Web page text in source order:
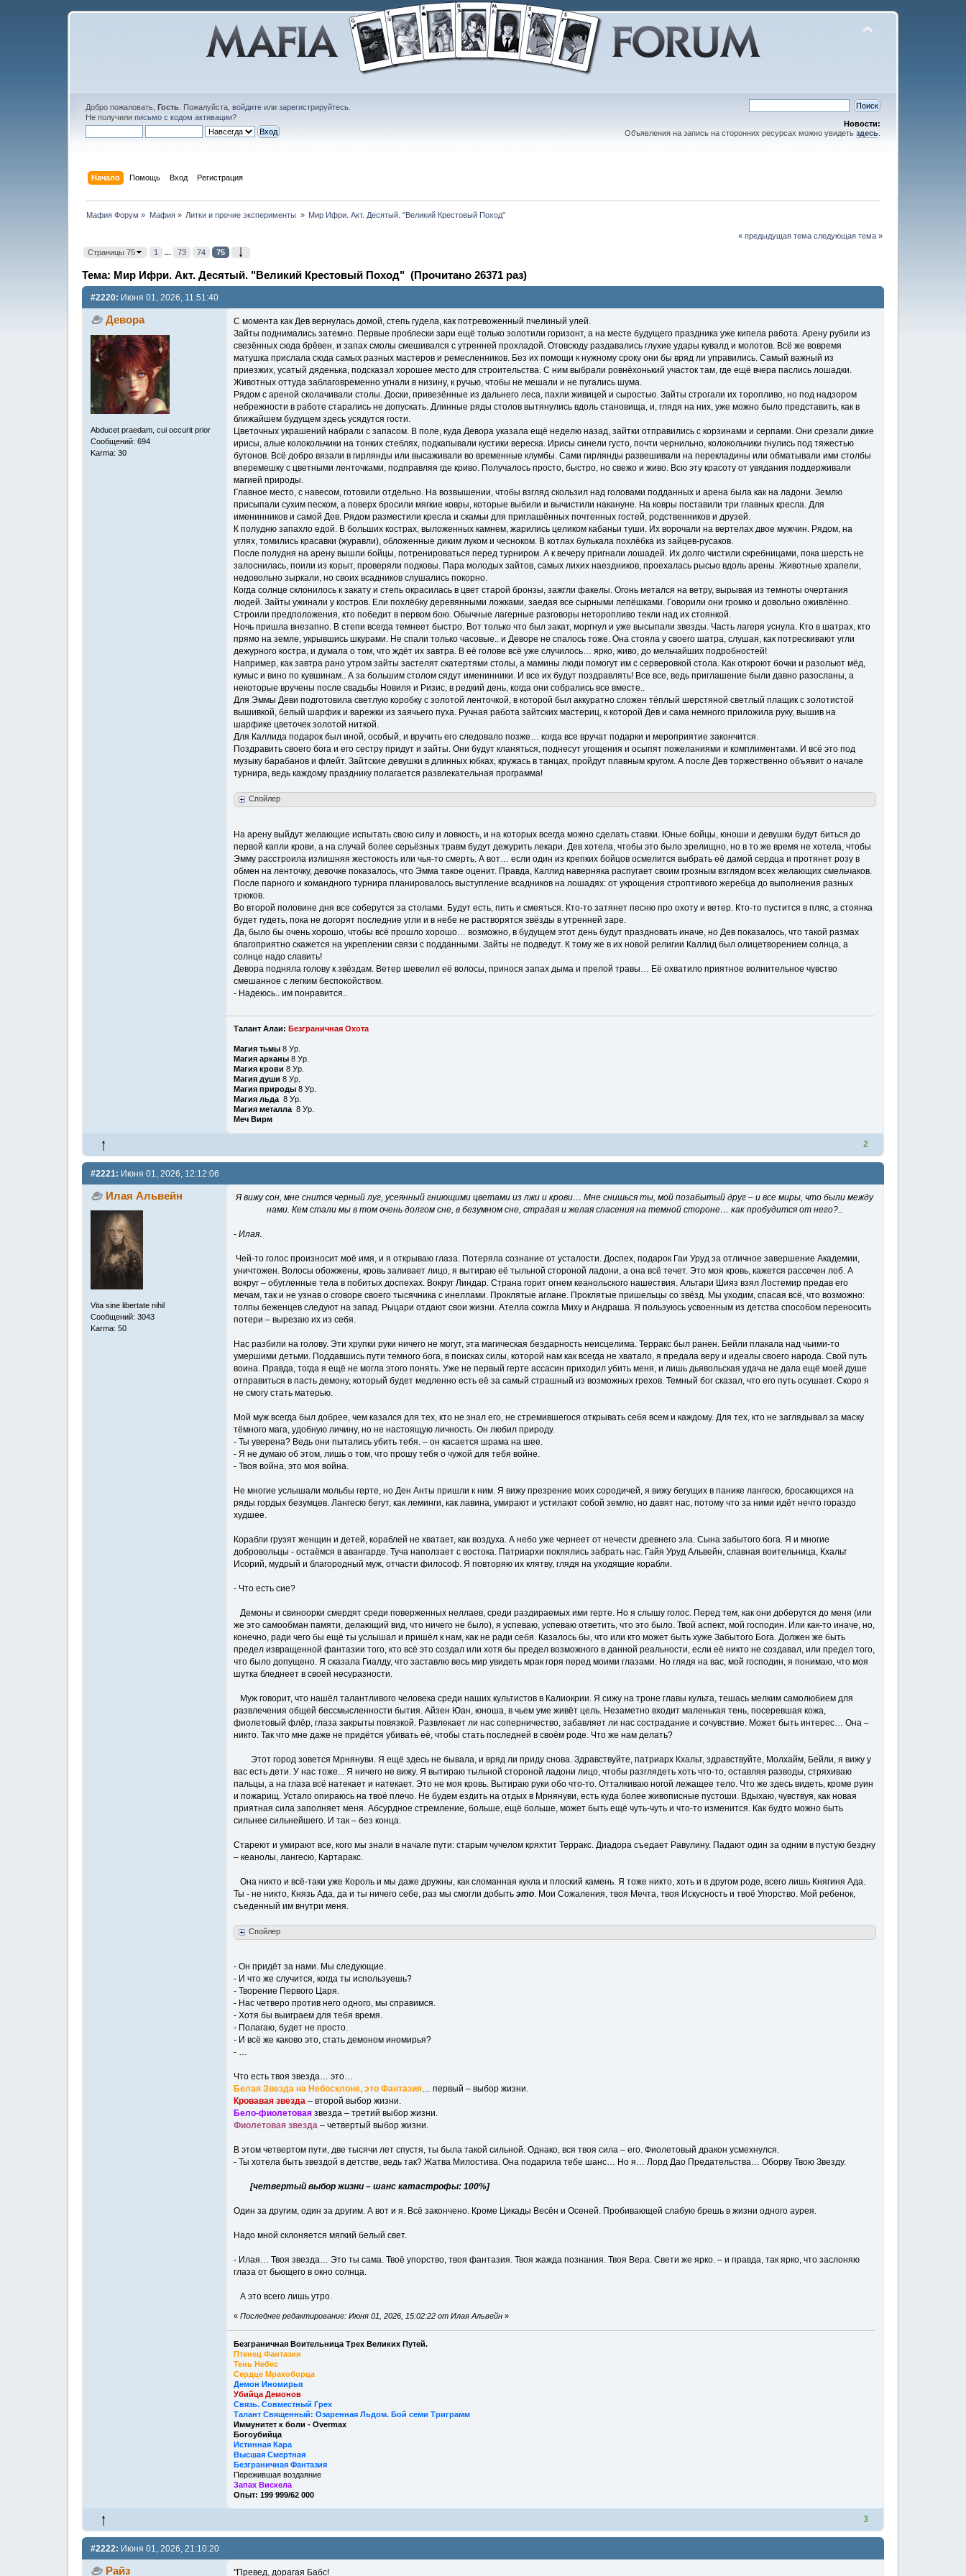
Добро пожаловать,Гость . Пожалуйста,войдите илизарегистрируйтесь
Не получилиписьмо с кодом активации?
Новости:
Объявления на запись на сторонних ресурсах можно увидеть здесь.
Начало Помощь Вход Регистрация
Мафия Форум » Мафия» Литки и прочие эксперименты » Мир Ифри. Акт. Десятый. "Великий Крестовый Поход"
« предыдущая тема следующая тема »
Страницы 75
1 ... 73 74 75
Тема: Мир Ифри. Акт. Десятый. "Великий Крестовый Поход" (Прочитано 26371 раз)
#2220: Июня 01, 2026, 11:51:40
Девора
Abducet praedam, cui occurit prior
Сообщений: 694
Karma: 30
С момента как Дев вернулась домой, степь гудела, как потревоженный пчелиный улей.
Зайты поднимались затемно. Первые проблески зари ещё только золотили горизонт, а на месте будущего праздника уже кипела работа. Арену рубили из
свезённых сюда брёвен, и запах смолы смешивался с утренней прохладой. Отовсюду раздавались глухие удары кувалд и молотов. Всё же вовремя
матушка прислала сюда самых разных мастеров и ремесленников. Без их помощи к нужному сроку они бы вряд ли управились. Самый важный из
приезжих, усатый дяденька, подсказал хорошее место для строительства. С ним выбрали ровнёхонький участок там, где ещё вчера паслись лошадки.
Животных оттуда заблаговременно угнали в низину, к ручью, чтобы не мешали и не пугались шума.
Рядом с ареной сколачивали столы. Доски, привезённые из дальнего леса, пахли живицей и сыростью. Зайты строгали их торопливо, но под надзором
небрежности в работе старались не допускать. Длинные ряды столов вытянулись вдоль становища, и, глядя на них, уже можно было представить, как в
ближайшем будущем здесь усядутся гости.
Цветочных украшений набрали с запасом. В поле, куда Девора указала ещё неделю назад, зайтки отправились с корзинами и серпами. Они срезали дикие
ирисы, алые колокольчики на тонких стеблях, подкапывали кустики вереска. Ирисы синели густо, почти чернильно, колокольчики гнулись под тяжестью
бутонов. Всё добро вязали в гирлянды или высаживали во временные клумбы. Сами гирлянды развешивали на перекладины или обматывали ими столбы
вперемешку с цветными ленточками, подправляя где криво. Получалось просто, быстро, но свежо и живо. Всю эту красоту от увядания поддерживали
магией природы.
Главное место, с навесом, готовили отдельно. На возвышении, чтобы взгляд скользил над головами подданных и арена была как на ладони. Землю
присыпали сухим песком, а поверх бросили мягкие ковры, которые выбили и вычистили накануне. На ковры поставили три главных кресла. Для
именинников и самой Дев. Рядом разместили кресла и скамьи для приглашённых почтенных гостей, родственников и друзей.
К полудню запахло едой. В больших кострах, выложенных камнем, жарились целиком кабаньи туши. Их ворочали на вертелах двое мужчин. Рядом, на
углях, томились красавки (журавли), обложенные диким луком и чесноком. В котлах булькала похлёбка из зайцев-русаков.
После полудня на арену вышли бойцы, потренироваться перед турниром. А к вечеру пригнали лошадей. Их долго чистили скребницами, пока шерсть не
залоснилась, поили из корыт, проверяли подковы. Пара молодых зайтов, самых лихих наездников, проехалась рысью вдоль арены. Животные храпели,
недовольно зыркали, но своих всадников слушались покорно.
Когда солнце склонилось к закату и степь окрасилась в цвет старой бронзы, зажгли факелы. Огонь метался на ветру, вырывая из темноты очертания
людей. Зайты ужинали у костров. Ели похлёбку деревянными ложками, заедая все сырными лепёшками. Говорили они громко и довольно оживлённо.
Строили предположения, кто победит в первом бою. Обычные лагерные разговоры неторопливо текли над их стоянкой.
Ночь пришла внезапно. В степи всегда темнеет быстро. Вот только что был закат, моргнул и уже высыпали звезды. Часть лагеря уснула. Кто в шатрах, кто
прямо на земле, укрывшись шкурами. Не спали только часовые.. и Деворе не спалось тоже. Она стояла у своего шатра, слушая, как потрескивают угли
дежурного костра, и думала о том, что ждёт их завтра. В её голове всё уже случилось… ярко, живо, до мельчайших подробностей!
Например, как завтра рано утром зайты застелят скатертями столы, а мамины люди помогут им с серверовкой стола. Как откроют бочки и разольют мёд,
кумыс и вино по кувшинам.. А за большим столом сядут именинники. И все их будут поздравлять! Все все, ведь приглашение были давно разосланы, а
некоторые вручены после свадьбы Новиля и Ризис, в редкий день, когда они собрались все вместе..
Для Эммы Деви подготовила светлую коробку с золотой ленточкой, в которой был аккуратно сложен тёплый шерстяной светлый плащик с золотистой
вышивкой, белый шарфик и варежки из заячьего пуха. Ручная работа зайтских мастериц, к которой Дев и сама немного приложила руку, вышив на
шарфике цветочек золотой ниткой.
Для Каллида подарок был иной, особый, и вручить его следовало позже… когда все вручат подарки и мероприятие закончится.
Поздравить своего бога и его сестру придут и зайты. Они будут кланяться, поднесут угощения и осыпят пожеланиями и комплиментами. И всё это под
музыку барабанов и флейт. Зайтские девушки в длинных юбках, кружась в танцах, пройдут плавным кругом. А после Дев торжественно объявит о начале
турнира, ведь каждому празднику полагается развлекательная программа!
Спойлер
На арену выйдут желающие испытать свою силу и ловкость, и на которых всегда можно сделать ставки. Юные бойцы, юноши и девушки будут биться до
первой капли крови, а на случай более серьёзных травм будут дежурить лекари. Дев хотела, чтобы это было зрелищно, но в то же время не хотела, чтобы
Эмму расстроила излишняя жестокость или чья-то смерть. А вот… если один из крепких бойцов осмелится выбрать её дамой сердца и протянет розу в
обмен на ленточку, девочке показалось, что Эмма такое оценит. Правда, Каллид наверняка распугает своим грозным взглядом всех желающих смельчаков.
После парного и командного турнира планировалось выступление всадников на лошадях: от укрощения строптивого жеребца до выполнения разных
трюков.
Во второй половине дня все соберутся за столами. Будут есть, пить и смеяться. Кто-то затянет песню про охоту и ветер. Кто-то пустится в пляс, а стоянка
будет гудеть, пока не догорят последние угли и в небе не растворятся звёзды в утренней заре.
Да, было бы очень хорошо, чтобы всё прошло хорошо… возможно, в будущем этот день будут праздновать иначе, но Дев показалось, что такой размах
благоприятно скажется на укреплении связи с подданными. Зайты не подведут. К тому же в их новой религии Каллид был олицетворением солнца, а
солнце надо славить!
Девора подняла голову к звёздам. Ветер шевелил её волосы, принося запах дыма и прелой травы… Её охватило приятное волнительное чувство
смешанное с легким беспокойством.
- Надеюсь.. им понравится..
Талант Алаи: Безграничная Охота
Магия тьмы 8 Ур.
Магия арканы 8 Ур.
Магия крови 8 Ур.
Магия души 8 Ур.
Магия природы 8 Ур.
Магия льда 8 Ур.
Магия металла 8 Ур.
Меч Вирм
2
#2221: Июня 01, 2026, 12:12:06
Илая Альвейн
Vita sine libertate nihil
Сообщений: 3043
Karma: 50
Я вижу сон, мне снится черный луг, усеянный гниющими цветами из лжи и крови… Мне снишься ты, мой позабытый друг – и все миры, что были между
нами. Кем стали мы в том очень долгом сне, в безумном сне, страдая и желая спасения на темной стороне… как пробудится от него?..
-Илая.
Чей-то голос произносит моё имя, и я открываю глаза. Потеряла сознание от усталости. Доспех, подарок Гаи Уруд за отличное завершение Академии,
уничтожен. Волосы обожжены, кровь заливает лицо, я вытираю её тыльной стороной ладони, а она всё течет. Это моя кровь, кажется рассечен лоб. А
вокруг – обугленные тела в побитых доспехах. Вокруг Линдар. Страна горит огнем кеанольского нашествия. Альтари Шияз взял Лостемир предав его
мечам, так и не узнав о сговоре своего тысячника с инеллами. Проклятые аглане. Проклятые пришельцы со звёзд. Мы уходим, спасая всё, что возможно:
толпы беженцев следуют на запад. Рыцари отдают свои жизни. Ателла сожгла Миху и Андраша. Я пользуюсь усвоенным из детства способом переносить
потери – вырезаю их из себя.
Нас разбили на голову. Эти хрупки руки ничего не могут, эта магическая бездарность неисцелима. Терракс был ранен. Бейли плакала над чьими-то
умершими детьми. Поддавшись пути темного бога, в поисках силы, которой нам как всегда не хватало, я предала веру и идеалы своего народа. Свой путь
воина. Правда, тогда я ещё не могла этого понять. Уже не первый герте ассасин приходил убить меня, и лишь дьявольская удача не дала ещё моей душе
отправиться в пасть демону, который будет медленно есть её за самый страшный из возможных грехов. Темный бог сказал, что его путь осушает. Скоро я
не смогу стать матерью.
Мой муж всегда был добрее, чем казался для тех, кто не знал его, не стремившегося открывать себя всем и каждому. Для тех, кто не заглядывал за маску
тёмного мага, удобную личину, но не настоящую личность. Он любил природу.
- Ты уверена? Ведь они пытались убить тебя. – он касается шрама на шее.
- Я не думаю об этом, лишь о том, что прошу тебя о чужой для тебя войне.
- Твоя война, это моя война.
Не многие услышали мольбы герте, но Ден Анты пришли к ним. Я вижу презрение моих сородичей, я вижу бегущих в панике лангесю, бросающихся на
ряды гордых безумцев. Лангесю бегут, как леминги, как лавина, умирают и устилают собой землю, но давят нас, потому что за ними идёт нечто гораздо
худшее.
Корабли грузят женщин и детей, кораблей не хватает, как воздуха. А небо уже чернеет от нечести древнего зла. Сына забытого бога. Я и многие
добровольцы - остаёмся в авангарде. Туча наползает с востока. Патриархи поклялись забрать нас. Гайя Уруд Альвейн, славная воительница, Кхальт
Исорий, мудрый и благородный муж, отчасти философ. Я повторяю их клятву, глядя на уходящие корабли.
- Что есть сие?
Демоны и свиноорки смердят среди поверженных неллаев, среди раздираемых ими герте. Но я слышу голос. Перед тем, как они доберутся до меня (или
же это самообман памяти, делающий вид, что ничего не было), я успеваю, успеваю ответить, что это было. Твой аспект, мой господин. Или как-то иначе, но,
конечно, ради чего бы ещё ты услышал и пришёл к нам, как не ради себя. Казалось бы, что или кто может быть хуже Забытого Бога. Должен же быть
предел извращенной фантазии того, кто всё это создал или хотя бы предел возможного в данной реальности, если её никто не создавал, или предел того,
что было допущено. Я сказала Гиалду, что заставлю весь мир увидеть мрак горя перед моими глазами. Но глядя на вас, мой господин, я понимаю, что моя
шутка бледнеет в своей несуразности.
Муж говорит, что нашёл талантливого человека среди наших культистов в Калиокрии. Я сижу на троне главы культа, тешась мелким самолюбием для
развлечения общей бессмысленности бытия. Айзен Юан, юноша, в чьем уме живёт цель. Незаметно входит маленькая тень, посеревшая кожа,
фиолетовый флёр, глаза закрыты повязкой. Развлекает ли нас соперничество, забавляет ли нас сострадание и сочувствие. Может быть интерес… Она –
никто. Так что мне даже не придётся убивать её, чтобы стать последней в своём роде. Что же нам делать?
Этот город зовется Мрнянуви. Я ещё здесь не бывала, и вряд ли приду снова. Здравствуйте, патриарх Кхальт, здравствуйте, Молхайм, Бейли, я вижу у
вас есть дети. У нас тоже... Я ничего не вижу. Я вытираю тыльной стороной ладони лицо, чтобы разглядеть хоть что-то, оставляя разводы, стряхиваю
пальцы, а на глаза всё натекает и натекает. Это не моя кровь. Вытираю руки обо что-то. Отталкиваю ногой лежащее тело. Что же здесь видеть, кроме руин
и пожарищ. Устало опираюсь на твоё плечо. Не будем ездить на отдых в Мрнянуви, есть куда более живописные пустоши. Вдыхаю, чувствуя, как новая
приятная сила заполняет меня. Абсурдное стремление, больше, ещё больше, может быть ещё чуть-чуть и что-то изменится. Как будто можно быть
сильнее сильнейшего. И так – без конца.
Стареют и умирают все, кого мы знали в начале пути: старым чучелом кряхтит Терракс. Диадора съедает Равулину. Падают один за одним в пустую бездну
– кеанолы, лангесю, Картаракс.
Она никто и всё-таки уже Король и мы даже дружны, как сломанная кукла и плоский камень. Я тоже никто, хоть и в другом роде, всего лишь Княгиня Ада.
Ты - не никто, Князь Ада, да и ты ничего себе, раз мы смогли добытьэто. Мои Сожаления, твоя Мечта, твоя Искусность и твоё Упорство. Мой ребенок,
съеденный им внутри меня.
Спойлер
- Он придёт за нами. Мы следующие.
- И что же случится, когда ты используешь?
- Творение Первого Царя.
- Нас четверо против него одного, мы справимся.
- Хотя бы выиграем для тебя время.
- Полагаю, будет не просто.
- И всё же каково это, стать демоном иномирья?
- …
Что есть твоя звезда… это…
Белая Звезда на Небосклоне, это Фантазия… первый – выбор жизни.
Кровавая звезда – второй выбор жизни.
Бело-фиолетовая звезда – третий выбор жизни.
Фиолетовая звезда – четвертый выбор жизни.
В этом четвертом пути, две тысячи лет спустя, ты была такой сильной. Однако, вся твоя сила – его. Фиолетовый дракон усмехнулся.
- Ты хотела быть звездой в детстве, ведь так? Жатва Милостива. Она подарила тебе шанс… Но я… Лорд Дао Предательства… Оборву Твою Звезду.
[четвертый выбор жизни – шанс катастрофы: 100%]
Один за другим, один за другим. А вот и я. Всё закончено. Кроме Цикады Весён и Осеней. Пробивающей слабую брешь в жизни одного аурея.
Надо мной склоняется мягкий белый свет.
- Илая… Твоя звезда… Это ты сама. Твоё упорство, твоя фантазия. Твоя жажда познания. Твоя Вера. Свети же ярко. – и правда, так ярко, что заслоняю
глаза от бьющего в окно солнца.
А это всего лишь утро.
«Последнее редактирование: Июня 01, 2026, 15:02:22 от Илая Альвейн »
Безграничная Воительница Трех Великих Путей.
Птенец Фантазии
Тень Небес
Сердце Мракоборца
Демон Иномирья
Убийца Демонов
Связь. Совместный Грех
Талант Священный: Озаренная Льдом. Бой семи Триграмм
Иммунитет к боли - Overmax
Богоубийца
Истинная Кара
Высшая Смертная
Безграничная Фантазия
Пережившая воздаяние
Запах Вискела
Опыт: 199 999/62 000
3
#2222: Июня 01, 2026, 21:10:20
Райз "Превед, дорагая Бабс!